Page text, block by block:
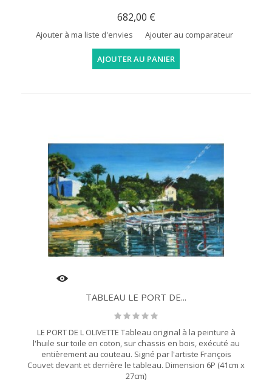
682,00 €
Ajouter à ma liste d'envies Ajouter au comparateur
AJOUTER AU PANIER
TABLEAU LE PORT DE...
LE PORT DE L OLIVETTE Tableau original à la peinture à
l'huile sur toile en coton, sur chassis en bois, exécuté au
entièrement au couteau. Signé par l'artiste François
Couvet devant et derrière le tableau. Dimension 6P (41cm x
27cm)